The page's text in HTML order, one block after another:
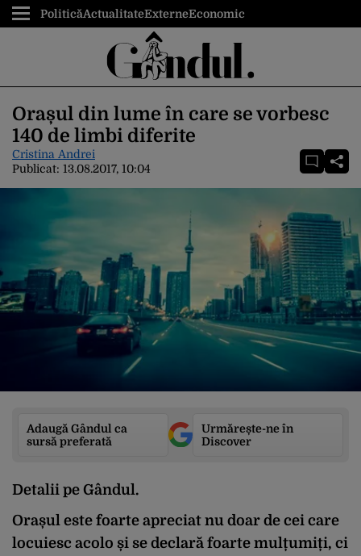
PoliticăActualitateExterneEconomic
Orașul din lume în care se vorbesc
140 de limbi diferite
Cristina Andrei
Publicat: 13.08.2017, 10:04
Adaugă Gândul ca
sursă preferată
Urmărește-ne în
Discover
Detalii pe Gândul.
Orașul este foarte apreciat nu doar de cei care
locuiesc acolo și se declară foarte mulțumiți, ci